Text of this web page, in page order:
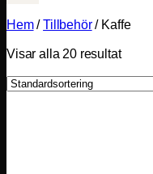
Hem / Tillbehör /Kaffe
Visar alla 20 resultat